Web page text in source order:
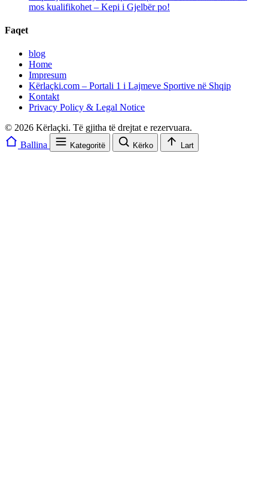
mos kualifikohet – Kepi i Gjelbër po!
Faqet
blog
Home
Impresum
Kërlaçki.com – Portali 1 i Lajmeve Sportive në Shqip
Kontakt
Privacy Policy & Legal Notice
© 2026 Kërlaçki. Të gjitha të drejtat e rezervuara.
Ballina
Kategoritë Kërko Lart